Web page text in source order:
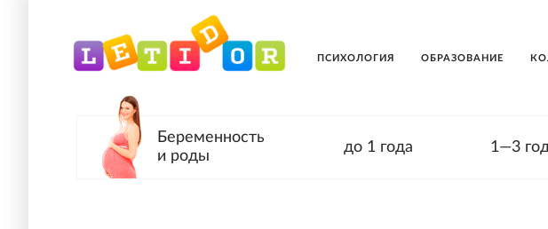
ПСИХОЛОГИЯ ОБРАЗОВАНИЕ
Беременность
и роды
до 1 года 1—3